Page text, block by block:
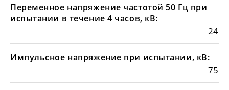
Переменное напряжение частотой 50 Гц при
испытании в течение 4 часов, кВ:
24
Импульсное напряжение при испытании, кВ:
75